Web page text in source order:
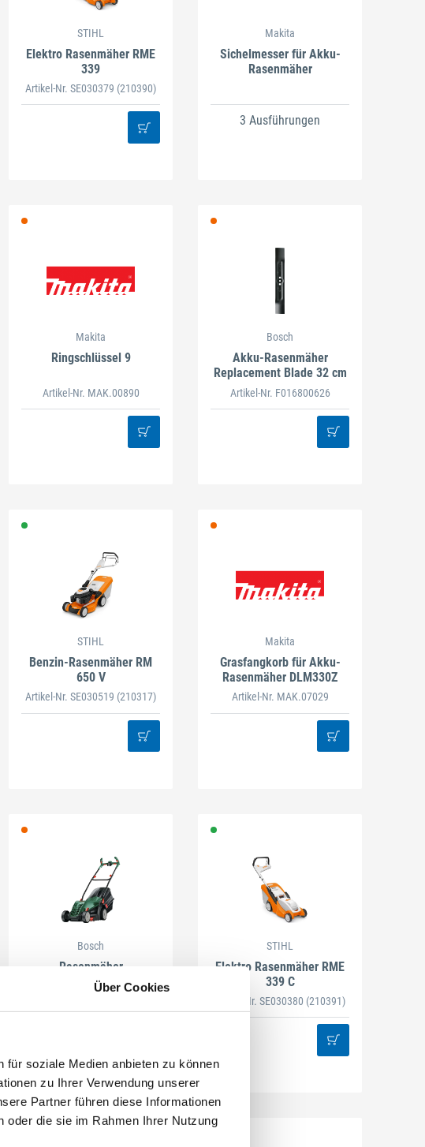
Über Cookies
für soziale Medien anbieten zu können
zu Ihrer Verwendung unserer
Partner führen diese Informationen
oder die sie im Rahmen Ihrer Nutzung
STIHL
Elektro Rasenmäher RME
339
Artikel-Nr. SE030379 (210390)
Makita
Sichelmesser für Akku-
Rasenmäher
3 Ausführungen
Makita
Ringschlüssel 9
Artikel-Nr. MAK.00890
Bosch
Akku-Rasenmäher
Replacement Blade 32 cm
Artikel-Nr. F016800626
STIHL
Benzin-Rasenmäher RM
650 V
Artikel-Nr. SE030519 (210317)
Makita
Grasfangkorb für Akku-
Rasenmäher DLM330Z
Artikel-Nr. MAK.07029
Bosch
Rasenmäher
UniversalRotak 34-400
STIHL
Elektro Rasenmäher RME
339 C
Artikel-Nr. SE030380 (210391)